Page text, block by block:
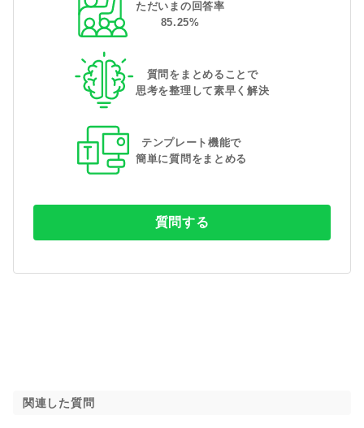
ただいまの回答率
85.25%
質問をまとめることで
思考を整理して素早く解決
テンプレート機能で
簡単に質問をまとめる
質問する
関連した質問